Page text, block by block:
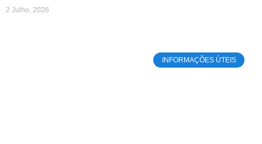
2 Julho, 2026
INFORMAÇÕES ÚTEIS